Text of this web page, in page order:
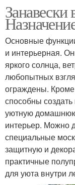
Шторы для
Шторы для
Ткани для
штор
Рулонные
Занавески
Основные
и интерьерная.
яркого солнца,
любопытных
ограждены.
способны
уютную домашнюю
интерьер. Можно
специальные
защитную и
практичные
для уюта внутри